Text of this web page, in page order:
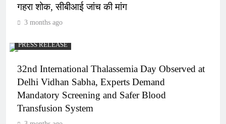
गहरा शोक, सीबीआई जांच की मांग
3 months ago
PRESS RELEASE
32nd International Thalassemia Day Observed at
Delhi Vidhan Sabha, Experts Demand
Mandatory Screening and Safer Blood
Transfusion System